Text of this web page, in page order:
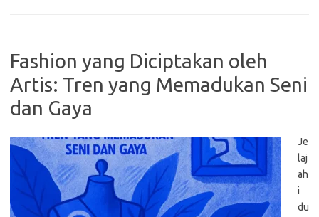
Fashion yang Diciptakan oleh
Artis: Tren yang Memadukan Seni
dan Gaya
Je
laj
ah
i
du